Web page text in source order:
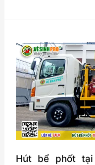
Hải
Phòng-
Có
cần
thực
hiện
định
kỳ
không?
Hút bể phốt tại